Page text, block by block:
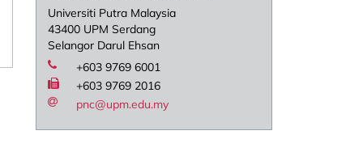
Universiti Putra Malaysia
43400 UPM Serdang
Selangor Darul Ehsan
+603 9769 6001
+603 9769 2016
pnc@upm.edu.my